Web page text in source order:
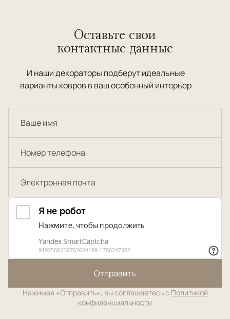
Оставьте свои
контактные данные
И наши декораторы подберут идеальные
варианты ковров в ваш особенный интерьер
Отправить
Нажимая «Отправить», вы соглашаетесь с Политикой
конфиденциальности